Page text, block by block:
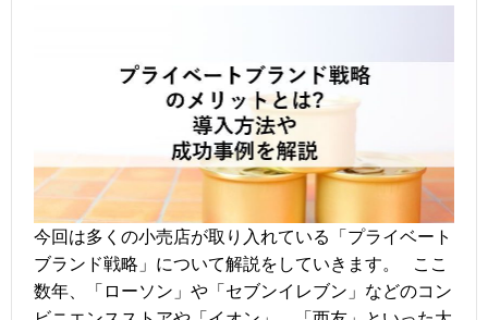
今回は多くの小売店が取り入れている「プライベート
ブランド戦略」について解説をしていきます。 ここ
数年、「ローソン」や「セブンイレブン」などのコン